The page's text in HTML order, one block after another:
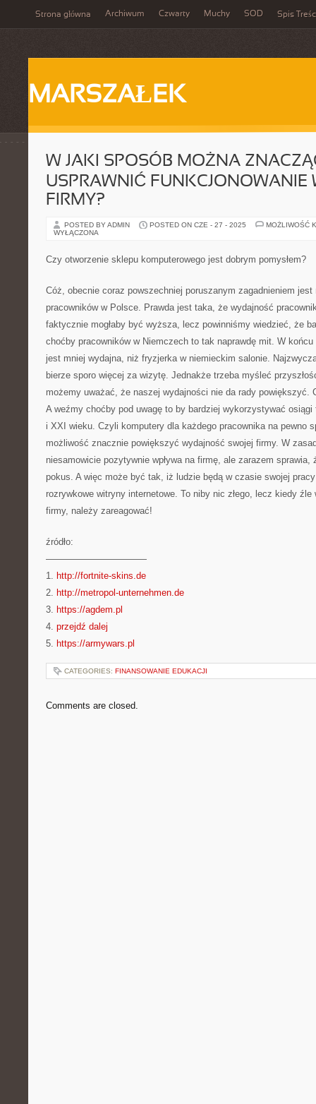
Strona główna Archiwum Czwarty Muchy SOD Spis
MARSZAŁEK
W JAKI SPOSÓB MOŻNA
USPRAWNIĆ FUNKCJONOWANIE
FIRMY?
POSTED BY ADMIN POSTED ON CZE - 27 - 2025
MOŻLIWOŚĆ
WYŁĄCZONA
Czy otworzenie sklepu komputerowego jest dobrym pomysłem?
Cóż, obecnie coraz powszechniej poruszanym zagadnieniem
pracowników w Polsce. Prawda jest taka, że wydajność
faktycznie mogłaby być wyższa, lecz powinniśmy wiedzieć, że
choćby pracowników w Niemczech to tak naprawdę mit. W
jest mniej wydajna, niż fryzjerka w niemieckim salonie.
bierze sporo więcej za wizytę. Jednakże trzeba myśleć
możemy uważać, że naszej wydajności nie da rady powiększyć.
A weźmy choćby pod uwagę to by bardziej wykorzystywać osiągi
i XXI wieku. Czyli komputery dla każdego pracownika na pewno
możliwość znacznie powiększyć wydajność swojej firmy. W
niesamowicie pozytywnie wpływa na firmę, ale zarazem sprawia,
pokus. A więc może być tak, iż ludzie będą w czasie swojej
rozrywkowe witryny internetowe. To niby nic złego, lecz kiedy źle
firmy, należy zareagować!
źródło:
———————————
1. http://fortnite-skins.de
2. http://metropol-unternehmen.de
3. https://agdem.pl
4. przejdź dalej
5. https://armywars.pl
CATEGORIES: FINANSOWANIE EDUKACJI
Comments are closed.